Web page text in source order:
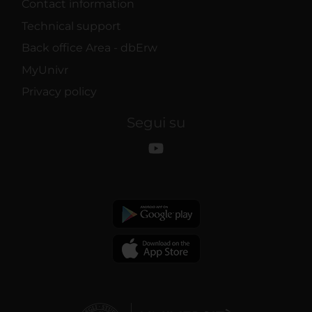
Contact information
Technical support
Back office Area - dbErw
MyUnivr
Privacy policy
Segui su